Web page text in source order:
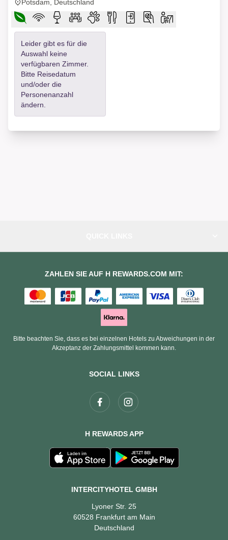
Potsdam, Deutschland
Leider gibt es für die
Auswahl keine
verfügbaren Zimmer.
Bitte Reisedatum
und/oder die
Personenanzahl
ändern.
SOCIAL LINKS
H REWARDS APP
INTERCITYHOTEL GMBH
Lyoner Str. 25
60528 Frankfurt am Main
Deutschland
ZAHLEN SIE AUF H REWARDS.COM MIT:
Bitte beachten Sie, dass es bei einzelnen Hotels zu Abweichungen in der
Akzeptanz der Zahlungsmittel kommen kann.